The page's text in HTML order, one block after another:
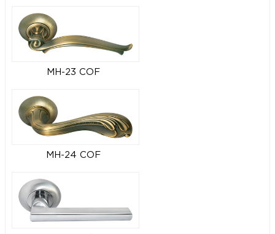
MH-23 COF
MH-24 COF